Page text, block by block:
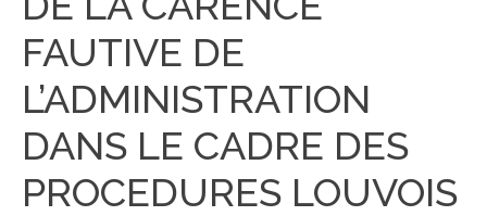
FAUTIVE DE
L’ADMINISTRATION
DANS LE CADRE DES
PROCEDURES LOUVOIS